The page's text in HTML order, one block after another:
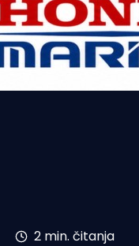
2 min. čitanja